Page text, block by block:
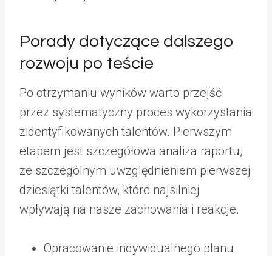
Porady dotyczące dalszego
rozwoju po teście
Po otrzymaniu wyników warto przejść
przez systematyczny proces wykorzystania
zidentyfikowanych talentów. Pierwszym
etapem jest szczegółowa analiza raportu,
ze szczególnym uwzględnieniem pierwszej
dziesiątki talentów, które najsilniej
wpływają na nasze zachowania i reakcje.
Opracowanie indywidualnego planu